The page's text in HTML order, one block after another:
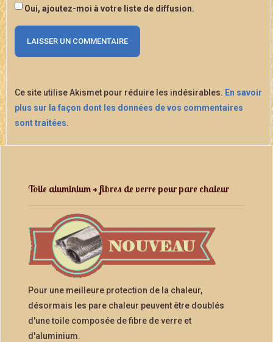
Oui, ajoutez-moi à votre liste de diffusion.
Ce site utilise Akismet pour réduire les indésirables. En savoir
plus sur la façon dont les données de vos commentaires
sont traitées.
Toile aluminium + fibres de verre pour pare chaleur
Pour une meilleure protection de la chaleur,
désormais les pare chaleur peuvent être doublés
d'une toile composée de fibre de verre et
d'aluminium.